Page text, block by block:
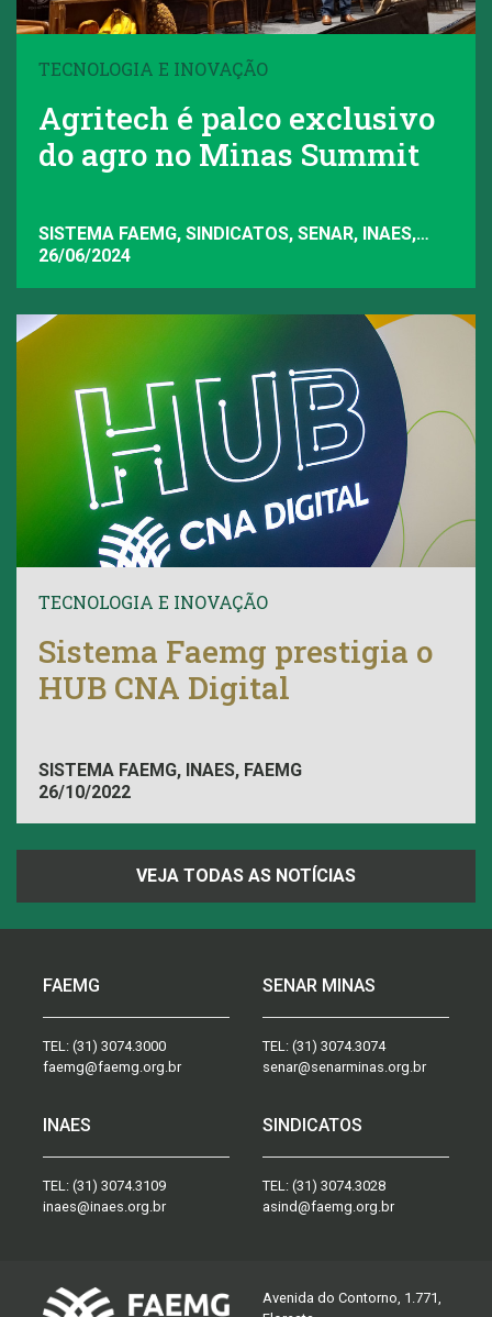
TECNOLOGIA E INOVAÇÃO
Agritech é palco exclusivo
do agro no Minas Summit
SISTEMA FAEMG, SINDICATOS, SENAR, INAES,
FAEMG
26/06/2024
TECNOLOGIA E INOVAÇÃO
Sistema Faemg prestigia o
HUB CNA Digital
SISTEMA FAEMG, INAES, FAEMG
26/10/2022
VEJA TODAS AS NOTÍCIAS
FAEMG
TEL: (31) 3074.3000
faemg@faemg.org.br
SENAR MINAS
TEL: (31) 3074.3074
senar@senarminas.org.br
INAES
TEL: (31) 3074.3109
inaes@inaes.org.br
SINDICATOS
TEL: (31) 3074.3028
asind@faemg.org.br
Avenida do Contorno, 1.771,